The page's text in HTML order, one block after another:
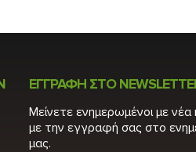
ΕΓΓΡΑΦΗ ΣΤΟ
Μείνετε ενημερωμένοι με
με την εγγραφή σας στο
μας.